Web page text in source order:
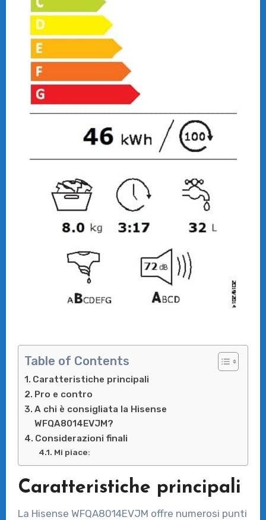
Table of Contents
Caratteristiche principali
Pro e contro
A chi è consigliata la Hisense
WFQA8014EVJM?
Considerazioni finali
Mi piace:
Caratteristiche principali
La Hisense WFQA8014EVJM offre numerosi punti